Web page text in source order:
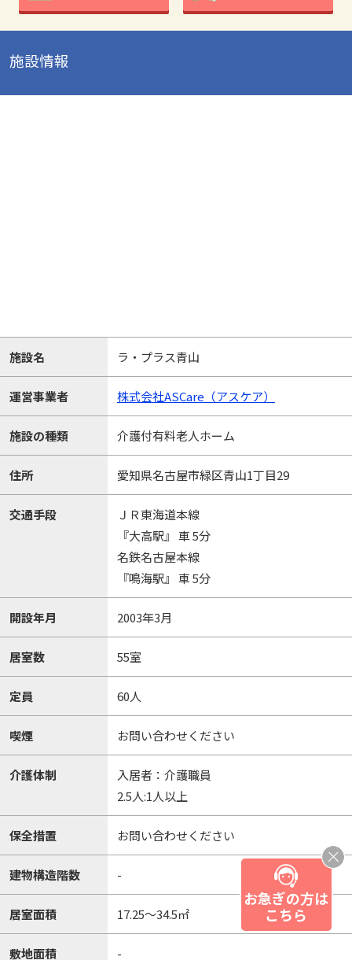
施設情報
施設名 ラ・プラス青山
運営事業者 株式会社ASCare（アスケア）
施設の種類 介護付有料老人ホーム
住所 愛知県名古屋市緑区青山1丁目29
交通手段
ＪＲ東海道本線
『大高駅』 車 5分
名鉄名古屋本線
『鳴海駅』 車 5分
開設年月 2003年3月
居室数 55室
定員 60人
喫煙 お問い合わせください
介護体制
入居者：介護職員
2.5人:1人以上
保全措置 お問い合わせください
建物構造階数 -
居室面積 17.25～34.5㎡
敷地面積 -
お急ぎの方は
こちら